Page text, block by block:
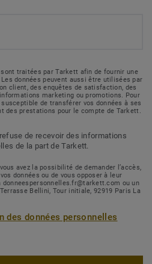
traitées par Tarkett afin de fournir une
données peuvent aussi être utilisées par
client, des enquêtes de satisfaction, des
marketing ou promotions. Pour
de transférer vos données à ses
des prestations pour le compte de Tarkett.
de recevoir des informations
de la part de Tarkett.
avez la possibilité de demander l’accès,
données ou de vous opposer à leur
ou un
Bellini, Tour initiale, 92919 Paris La
des données personnelles